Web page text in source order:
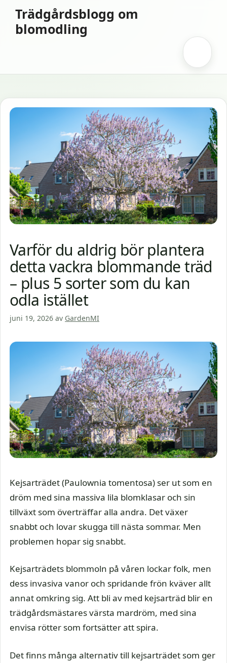
innehåll
Trädgårdsblogg om
blomodling
Varför du aldrig bör plantera
detta vackra blommande träd
– plus 5 sorter som du kan
odla istället
juni 19, 2026 av GardenMI
Kejsarträdet (Paulownia tomentosa) ser ut som en
dröm med sina massiva lila blomklasar och sin
tillväxt som överträffar alla andra. Det växer
snabbt och lovar skugga till nästa sommar. Men
problemen hopar sig snabbt.
Kejsarträdets blommoln på våren lockar folk, men
dess invasiva vanor och spridande frön kväver allt
annat omkring sig. Att bli av med kejsarträd blir en
trädgårdsmästares värsta mardröm, med sina
envisa rötter som fortsätter att spira.
Det finns många alternativ till kejsarträdet som ger